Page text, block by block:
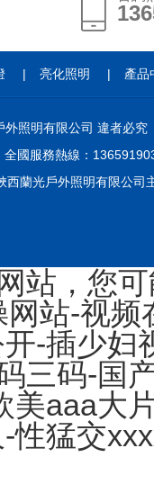
| 亮化照明 | 產品
外照明有限公司 違者必究
國服務熱線：
西蘭光戶外照明有限公司
站，您
站-视
-插少
三码-国
美aaa大
性猛交